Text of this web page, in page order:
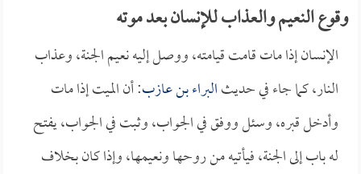
وقوع النعيم والعذاب للإنسان بعد موته
الإنسان إذا مات قامت قيامته، ووصل إليه نعيم الجنة، وعذاب
النار، كما جاء في حديثالبراء بن عازب: أن الميت إذا مات
وأدخل قبره، وسئل ووفق في الجواب، وثبت في الجواب، يفتح
له باب إلى الجنة، فيأتيه من روحها ونعيمها، وإذا كان بخلاف